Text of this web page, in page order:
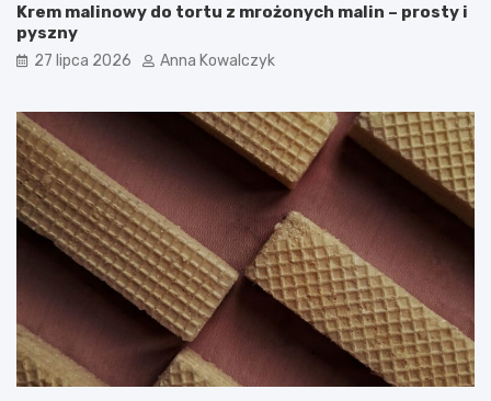
Krem malinowy do tortu z mrożonych malin – prosty i
pyszny
27 lipca 2026 Anna Kowalczyk